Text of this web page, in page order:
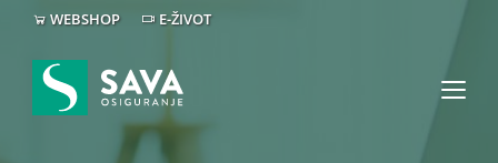
WEBSHOP E-ŽIVOT